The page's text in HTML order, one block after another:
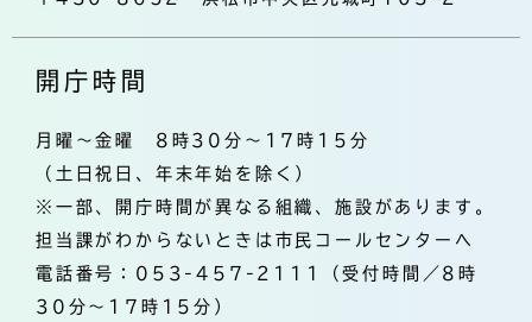
開庁時間
月曜～金曜 8時30分～17時15分
（土日祝日、年末年始を除く）
※一部、開庁時間が異なる組織、施設があります。
担当課がわからないときは市民コールセンターへ
電話番号：053-457-2111（受付時間／8時
30分～17時15分）